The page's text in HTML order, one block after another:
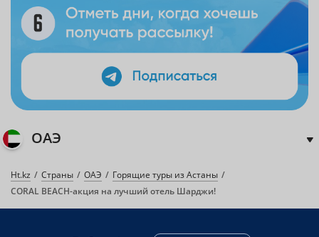
ОАЭ
Ht.kz Страны ОАЭ
Горящие туры из Астаны
CORAL BEACH-акция на лучший отель Шарджи!